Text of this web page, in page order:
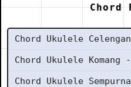
Chord
Chord Ukulele
Chord Ukulele Komang
Chord Ukulele